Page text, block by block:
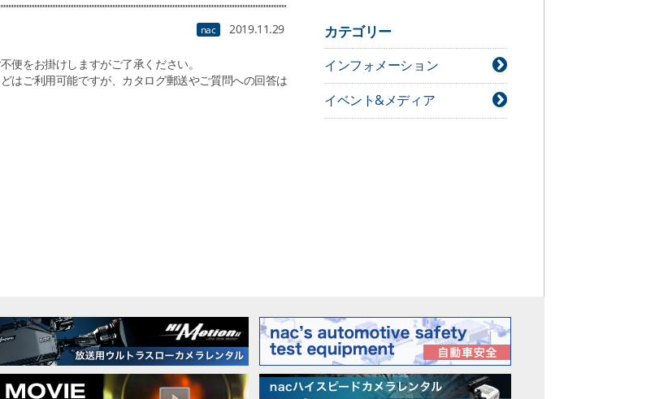
nac 2019.11.29
便をお掛けしますがご了承ください。
はご利用可能ですが、カタログ郵送やご質問への回答は
カテゴリー
インフォメーション
イベント&メディア